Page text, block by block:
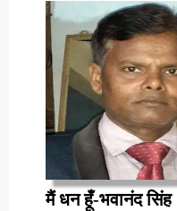
मैं धन हूँ-भवानंद सिंहमैं